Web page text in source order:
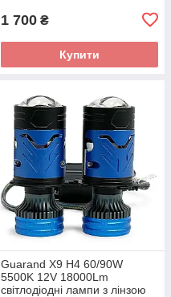
1 700 ₴
Купити
Guarand X9 H4 60/90W
5500K 12V 18000Lm
світлодіодні лампи з лінзою